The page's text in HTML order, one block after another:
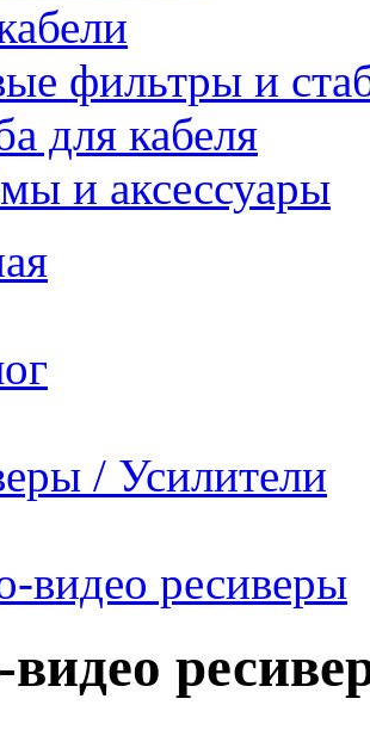
фильтры и
для кабеля
и аксессуары
/ Усилители
видео ресиверы